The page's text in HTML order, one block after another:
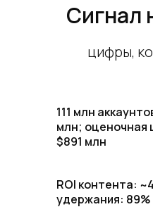
Сигнал
цифры,
111 млн
млн; оценочная
$891 млн
ROI контента:
удержания: